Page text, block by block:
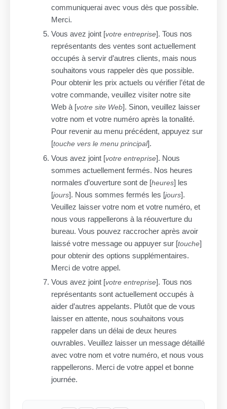
communiquerai avec vous dès que possible.
Merci.
Vous avez joint [votre entreprise]. Tous nos
représentants des ventes sont actuellement
occupés à servir d’autres clients, mais nous
souhaitons vous rappeler dès que possible.
Pour obtenir les prix actuels ou vérifier l’état de
votre commande, veuillez visiter notre site
Web à [votre site Web]. Sinon, veuillez laisser
votre nom et votre numéro après la tonalité.
Pour revenir au menu précédent, appuyez sur
[touche vers le menu principal].
Vous avez joint [votre entreprise]. Nous
sommes actuellement fermés. Nos heures
normales d’ouverture sont de [heures] les
[jours]. Nous sommes fermés les [jours].
Veuillez laisser votre nom et votre numéro, et
nous vous rappellerons à la réouverture du
bureau. Vous pouvez raccrocher après avoir
laissé votre message ou appuyer sur [touche]
pour obtenir des options supplémentaires.
Merci de votre appel.
Vous avez joint [votre entreprise]. Tous nos
représentants sont actuellement occupés à
aider d’autres appelants. Plutôt que de vous
laisser en attente, nous souhaitons vous
rappeler dans un délai de deux heures
ouvrables. Veuillez laisser un message détaillé
avec votre nom et votre numéro, et nous vous
rappellerons. Merci de votre appel et bonne
journée.